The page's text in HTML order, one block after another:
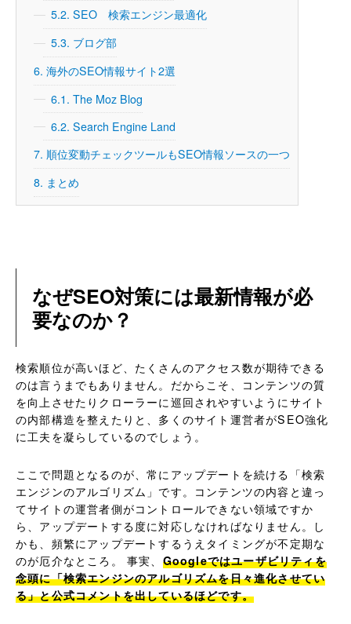
5.2. SEO 検索エンジン最適化
5.3. ブログ部
6. 海外のSEO情報サイト2選
6.1. The Moz Blog
6.2. Search Engine Land
7. 順位変動チェックツールもSEO情報ソースの一つ
8. まとめ
なぜSEO対策には最新情報が必
要なのか？
検索順位が高いほど、たくさんのアクセス数が期待できる
のは言うまでもありません。だからこそ、コンテンツの質
を向上させたりクローラーに巡回されやすいようにサイト
の内部構造を整えたりと、多くのサイト運営者がSEO強化
に工夫を凝らしているのでしょう。
ここで問題となるのが、常にアップデートを続ける「検索
エンジンのアルゴリズム」です。コンテンツの内容と違っ
てサイトの運営者側がコントロールできない領域ですか
ら、アップデートする度に対応しなければなりません。し
かも、頻繁にアップデートするうえタイミングが不定期な
のが厄介なところ。 事実、 Googleではユーザビリティを
念頭に「検索エンジンのアルゴリズムを日々進化させてい
る」と公式コメントを出しているほどです。